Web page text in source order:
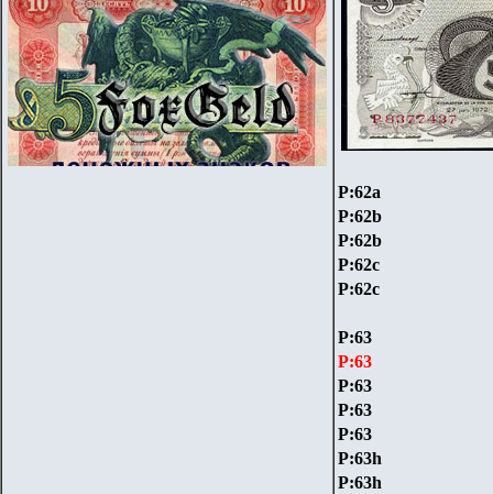
P:62a
P:62b
P:62b
P:62c
P:62c
P:63
P:63
P:63
P:63
P:63
P:63h
P:63h